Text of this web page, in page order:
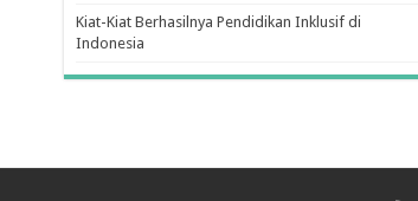
Kiat-Kiat Berhasilnya Pendidikan Inklusif di
Indonesia